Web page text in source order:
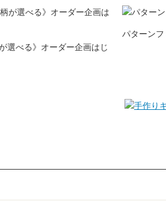
選べる》オーダー企画はじ
パターン